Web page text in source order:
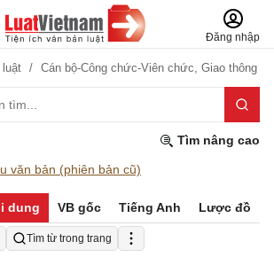
Đăng nhập
luật Cán bộ-Công chức-Viên chức, Giao thông
Tìm nâng cao
văn bản (phiên bản cũ)
dung VB gốc Tiếng Anh Lược đồ
Tìm từ trong trang